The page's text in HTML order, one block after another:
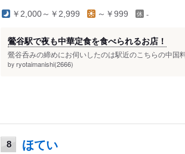
￥2,000～￥2,999 ～￥999 -
鶯谷駅で夜も中華定食を食べられるお店！
鶯谷呑みの締めにお伺いしたのは駅近のこちらの中国
by ryotaimanishi(2666)
8 ほてい